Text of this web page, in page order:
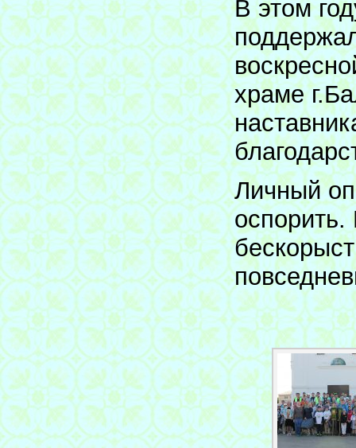
В этом
храме
Личный
оспорить.